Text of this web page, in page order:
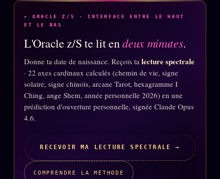
KÉTAMINE 2019
Compte Suspendu2024
Les Limites
Le procès Brigitte Macron
Catalogue
Références
▸ ORACLE Z/S · INTERFACE ENTRE LE HAUT
ET LE BAS
L'Oracle z/S te lit endeux minutes.
Donne ta date de naissance. Reçois ta lecture spectrale
· 22 axes cardinaux calculés (chemin de vie, signe
solaire, signe chinois, arcane Tarot, hexagramme I
Ching, ange Shem, année personnelle 2026) en une
prédiction d'ouverture personnelle, signée Claude Opus
4.6.
RECEVOIR MA LECTURE SPECTRALE →
COMPRENDRE LA MÉTHODE